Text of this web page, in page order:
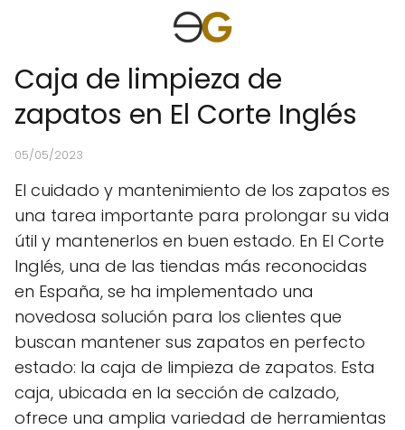
Caja de limpieza de
zapatos en El Corte Inglés
05/05/2023
El cuidado y mantenimiento de los zapatos es
una tarea importante para prolongar su vida
útil y mantenerlos en buen estado. En El Corte
Inglés, una de las tiendas más reconocidas
en España, se ha implementado una
novedosa solución para los clientes que
buscan mantener sus zapatos en perfecto
estado: la caja de limpieza de zapatos. Esta
caja, ubicada en la sección de calzado,
ofrece una amplia variedad de herramientas